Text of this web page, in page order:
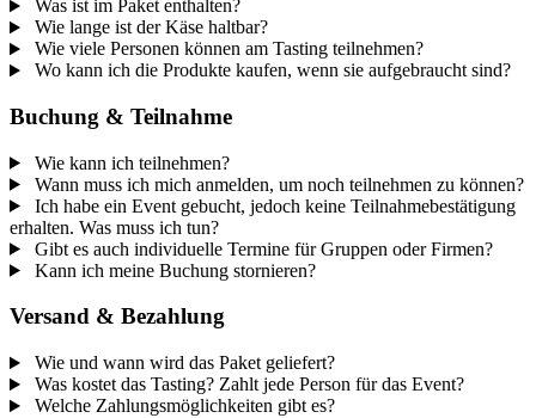
Was ist im Paket enthalten?
Wie lange ist der Käse haltbar?
Wie viele Personen können am Tasting teilnehmen?
Wo kann ich die Produkte kaufen, wenn sie aufgebraucht sind?
Buchung & Teilnahme
Wie kann ich teilnehmen?
Wann muss ich mich anmelden, um noch teilnehmen zu können?
Ich habe ein Event gebucht, jedoch keine Teilnahmebestätigung
erhalten. Was muss ich tun?
Gibt es auch individuelle Termine für Gruppen oder Firmen?
Kann ich meine Buchung stornieren?
Versand & Bezahlung
Wie und wann wird das Paket geliefert?
Was kostet das Tasting? Zahlt jede Person für das Event?
Welche Zahlungsmöglichkeiten gibt es?